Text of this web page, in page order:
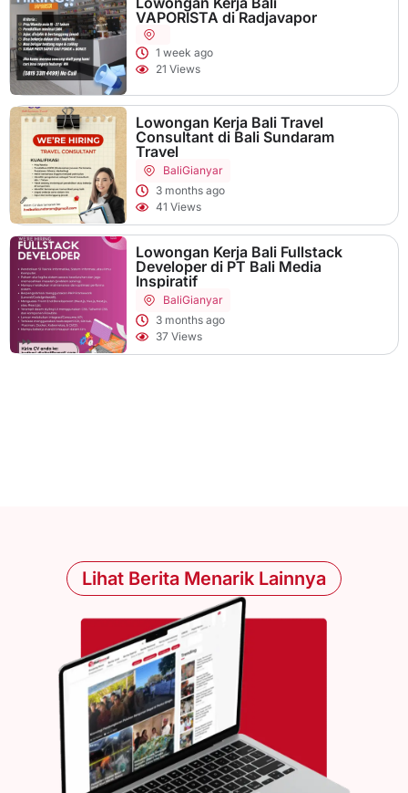
VAPORISTA di Radjavapor
1 week ago
21 Views
Lowongan Kerja Bali Travel
Consultant di Bali Sundaram
Travel
BaliGianyar
3 months ago
41 Views
Lowongan Kerja Bali Fullstack
Developer di PT Bali Media
Inspiratif
BaliGianyar
3 months ago
37 Views
Lihat Berita Menarik Lainnya